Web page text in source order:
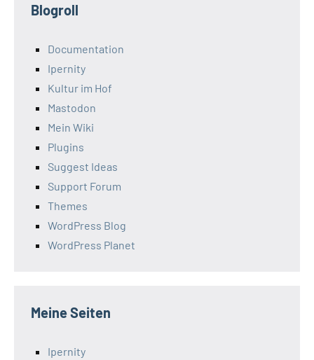
Blogroll
Documentation
Ipernity
Kultur im Hof
Mastodon
Mein Wiki
Plugins
Suggest Ideas
Support Forum
Themes
WordPress Blog
WordPress Planet
Meine Seiten
Ipernity